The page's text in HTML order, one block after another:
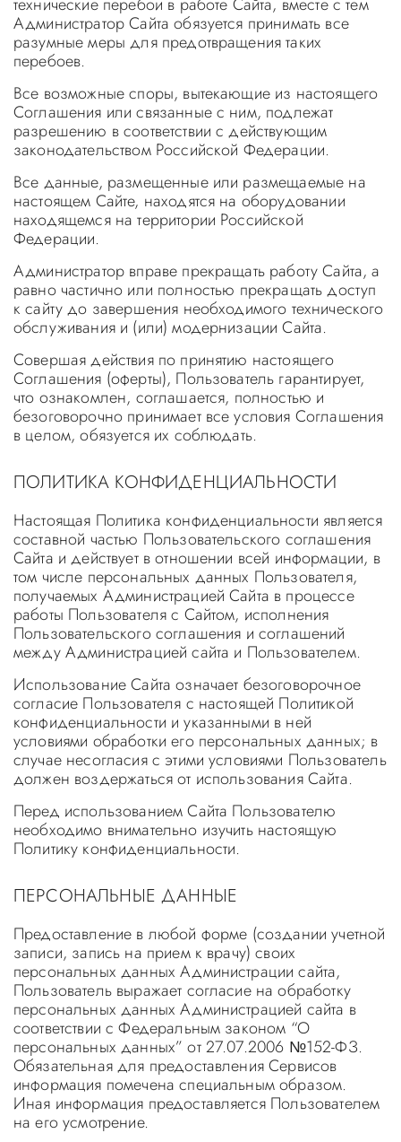
технические перебои в работе Сайта, вместе с тем
Администратор Сайта обязуется принимать все
разумные меры для предотвращения таких
перебоев.
Все возможные споры, вытекающие из настоящего
Соглашения или связанные с ним, подлежат
разрешению в соответствии с действующим
законодательством Российской Федерации.
Все данные, размещенные или размещаемые на
настоящем Сайте, находятся на оборудовании
находящемся на территории Российской
Федерации.
Администратор вправе прекращать работу Сайта, а
равно частично или полностью прекращать доступ
к сайту до завершения необходимого технического
обслуживания и (или) модернизации Сайта.
Совершая действия по принятию настоящего
Соглашения (оферты), Пользователь гарантирует,
что ознакомлен, соглашается, полностью и
безоговорочно принимает все условия Соглашения
в целом, обязуется их соблюдать.
ПОЛИТИКА КОНФИДЕНЦИАЛЬНОСТИ
Настоящая Политика конфиденциальности является
составной частью Пользовательского соглашения
Сайта и действует в отношении всей информации, в
том числе персональных данных Пользователя,
получаемых Администрацией Сайта в процессе
работы Пользователя с Сайтом, исполнения
Пользовательского соглашения и соглашений
между Администрацией сайта и Пользователем.
Использование Сайта означает безоговорочное
согласие Пользователя с настоящей Политикой
конфиденциальности и указанными в ней
условиями обработки его персональных данных; в
случае несогласия с этими условиями Пользователь
должен воздержаться от использования Сайта.
Перед использованием Сайта Пользователю
необходимо внимательно изучить настоящую
Политику конфиденциальности.
ПЕРСОНАЛЬНЫЕ ДАННЫЕ
Предоставление в любой форме (создании учетной
записи, запись на прием к врачу) своих
персональных данных Администрации сайта,
Пользователь выражает согласие на обработку
персональных данных Администрацией сайта в
соответствии с Федеральным законом “О
персональных данных” от 27.07.2006 №152-ФЗ.
Обязательная для предоставления Сервисов
информация помечена специальным образом.
Иная информация предоставляется Пользователем
на его усмотрение.